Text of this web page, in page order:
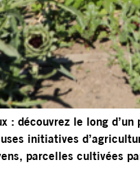
: découvrez le long
initiatives
parcelles cultivées